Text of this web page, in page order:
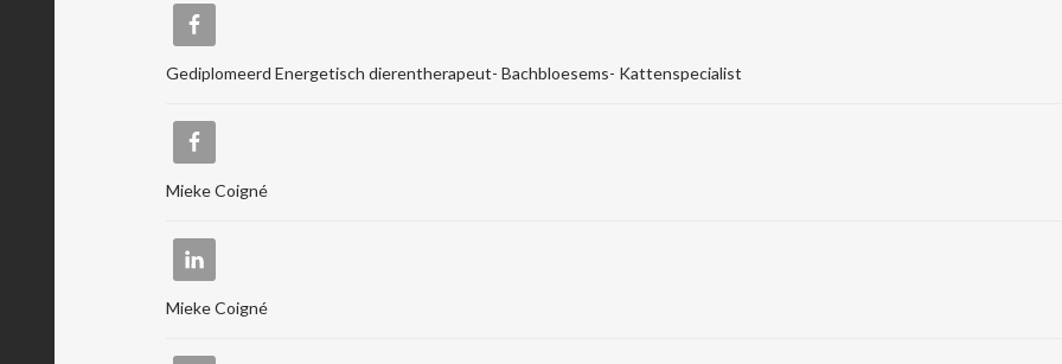
Gediplomeerd Energetisch dierentherapeut- Bachbloesems- Kattenspecialist
Mieke Coigné
Mieke Coigné